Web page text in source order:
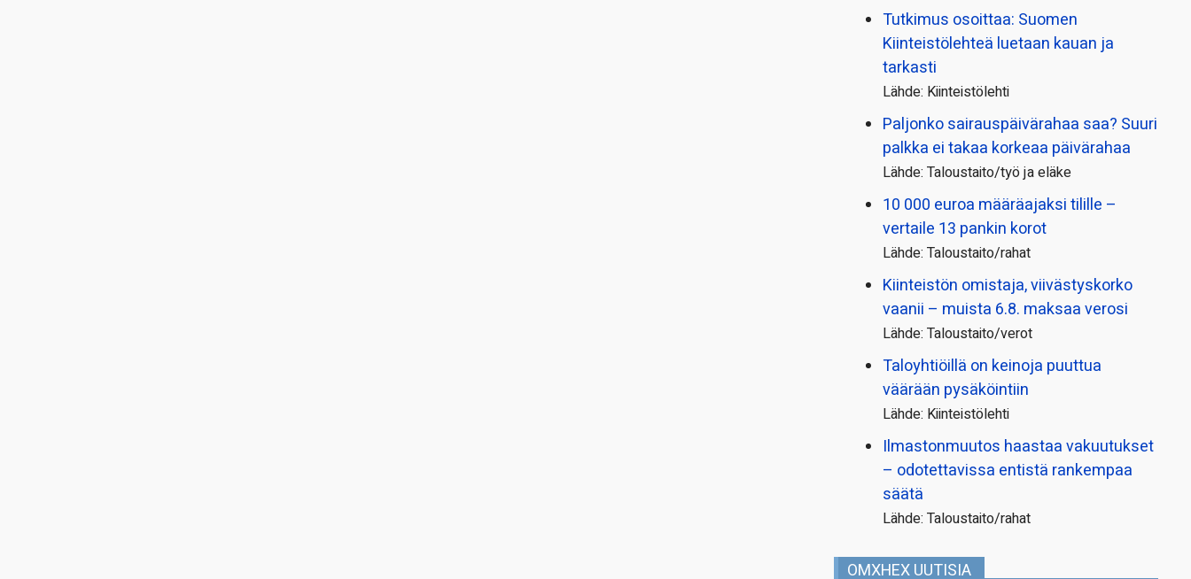
Tutkimus osoittaa: Suomen
Kiinteistölehteä luetaan kauan ja
tarkasti
Lähde: Kiinteistölehti
Paljonko sairauspäivä­rahaa saa? Suuri
palkka ei takaa korkeaa päivärahaa
Lähde: Taloustaito/työ ja eläke
10 000 euroa määräajaksi tilille –
vertaile 13 pankin korot
Lähde: Taloustaito/rahat
Kiinteistön omistaja, viivästyskorko
vaanii – muista 6.8. maksaa verosi
Lähde: Taloustaito/verot
Taloyhtiöillä on keinoja puuttua
väärään pysäköintiin
Lähde: Kiinteistölehti
Ilmastonmuutos haastaa vakuutukset
– odotettavissa entistä rankempaa
säätä
Lähde: Taloustaito/rahat
OMXHEX UUTISIA